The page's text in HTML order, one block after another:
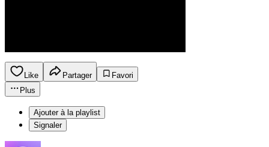
Like Partager
Favori
Plus
Ajouter à la playlist
Signaler